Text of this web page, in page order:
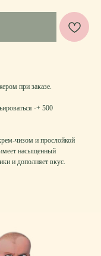
при заказе.
-+ 500
чизом и прослойкой
насыщенный
и дополняет вкус.